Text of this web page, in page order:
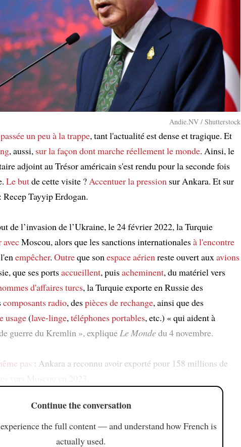
Andie.NV / Shutterstock
passée un peu à la trappe, tant l'actualité est dense et tragique. Et
, aussi, sur la façon dont marche réellement le monde. Ainsi, le
adjoint au Trésor américain s'est rendu pour la seconde fois
Le butde cette visite ? Accentuer la pression sur Ankara. Et sur
: Recep Tayyip Erdogan.
de l’invasion de l’Ukraine, le 24 février 2022, la Turquie
avecMoscou, alors que les sanctions internationalesà l'encontre
empêcher. Outreque son espace aérien reste ouvert aux avions
que ses portsaccueillent, puisacheminent, du matériel vers
d'affaires turcs, la Turquie exporte en Russie des
composants radio, despièces de rechange, ainsi que des
usage(lave-linge, téléphones portables, etc.) « qui aident à
guerre du Kremlin », explique Le Mondedu 4 novembre.
pas : Ankara a reconnu avoir exporté pour 158 millions de
Continue the conversation
the full content — and understand how French is
actually used.